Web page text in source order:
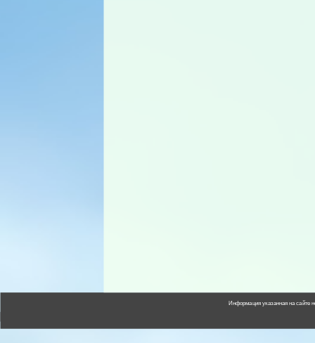
Информация указанная на сайте